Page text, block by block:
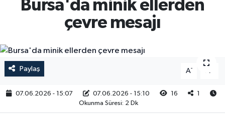
Bursa'da minik ellerden
çevre mesajı
Paylaş A-
07.06.2026 - 15:07 07.06.2026 - 15:10 16
Okunma Süresi: 2 Dk
MEDYA
SAĞLIK
KÜLTÜR-SANAT
YAŞAM
Zonguldak Trafik Yoğunluk Haritası
Tüm Manşetler
Son Dakika Haberleri
Haber Arşivi